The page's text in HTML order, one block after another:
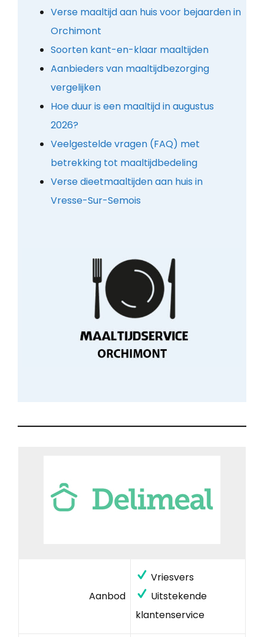
Verse maaltijd aan huis voor bejaarden in
Orchimont
Soorten kant-en-klaar maaltijden
Aanbieders van maaltijdbezorging
vergelijken
Hoe duur is een maaltijd in augustus
2026?
Veelgestelde vragen (FAQ) met
betrekking tot maaltijdbedeling
Verse dieetmaaltijden aan huis in
Vresse-Sur-Semois
Aanbod
Vriesvers
Uitstekende
klantenservice